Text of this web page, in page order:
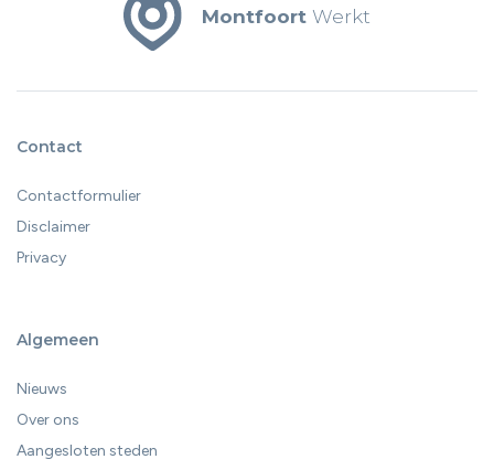
Montfoort Werkt
Contact
Contactformulier
Disclaimer
Privacy
Algemeen
Nieuws
Over ons
Aangesloten steden